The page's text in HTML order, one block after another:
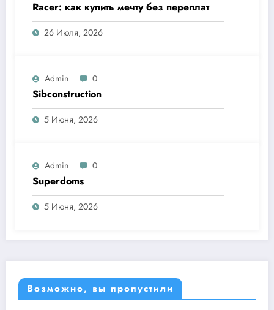
Racer: как купить мечту без переплат
26 Июля, 2026
Admin 0
Sibconstruction
5 Июня, 2026
Admin 0
Superdoms
5 Июня, 2026
Возможно, вы пропустили